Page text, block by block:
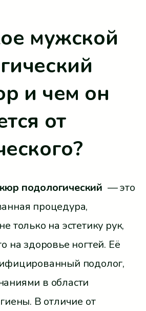
230 зл .
мужской
и чем он
от
подологический — это
процедура,
только на эстетику рук,
на здоровье ногтей. Её
подолог,
в области
В отличие от